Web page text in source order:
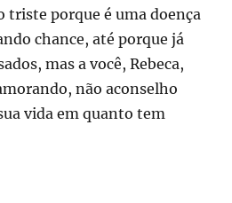
triste porque é uma doença
chance, até porque já
mas a você, Rebeca,
não aconselho
vida em quanto tem